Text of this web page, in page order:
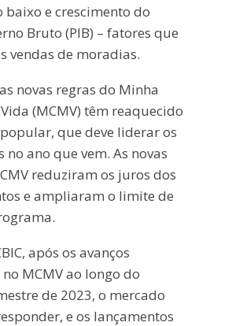
baixo e crescimento do
Bruto (PIB) – fatores que
vendas de moradias.
novas regras do Minha
(MCMV) têm reaquecido
que deve liderar os
no ano que vem. As novas
reduziram os juros dos
e ampliaram o limite de
após os avanços
MCMV ao longo do
de 2023, o mercado
e os lançamentos